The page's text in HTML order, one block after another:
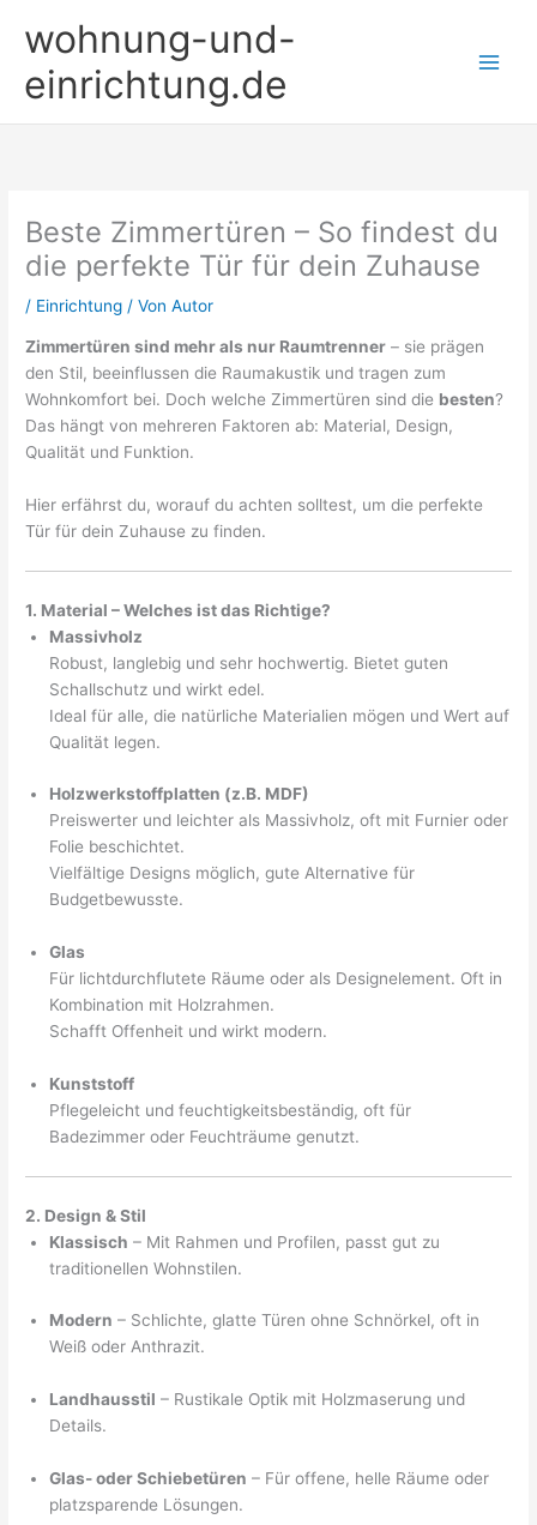
Inhaltwohnung-und-
einrichtung.de
Beste Zimmertüren – So findest du
die perfekte Tür für dein Zuhause
/ Einrichtung / VonAutor
Zimmertüren sind mehr als nur Raumtrenner – sie prägen
den Stil, beeinflussen die Raumakustik und tragen zum
Wohnkomfort bei. Doch welche Zimmertüren sind die besten?
Das hängt von mehreren Faktoren ab: Material, Design,
Qualität und Funktion.
Hier erfährst du, worauf du achten solltest, um die perfekte
Tür für dein Zuhause zu finden.
1. Material – Welches ist das Richtige?
Massivholz
Robust, langlebig und sehr hochwertig. Bietet guten
Schallschutz und wirkt edel.
Ideal für alle, die natürliche Materialien mögen und Wert auf
Qualität legen.
Holzwerkstoffplatten (z.B. MDF)
Preiswerter und leichter als Massivholz, oft mit Furnier oder
Folie beschichtet.
Vielfältige Designs möglich, gute Alternative für
Budgetbewusste.
Glas
Für lichtdurchflutete Räume oder als Designelement. Oft in
Kombination mit Holzrahmen.
Schafft Offenheit und wirkt modern.
Kunststoff
Pflegeleicht und feuchtigkeitsbeständig, oft für
Badezimmer oder Feuchträume genutzt.
2. Design & Stil
Klassisch – Mit Rahmen und Profilen, passt gut zu
traditionellen Wohnstilen.
Modern – Schlichte, glatte Türen ohne Schnörkel, oft in
Weiß oder Anthrazit.
Landhausstil – Rustikale Optik mit Holzmaserung und
Details.
Glas- oder Schiebetüren – Für offene, helle Räume oder
platzsparende Lösungen.